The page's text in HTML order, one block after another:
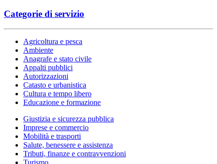
Categorie di servizio
Agricoltura e pesca
Ambiente
Anagrafe e stato civile
Appalti pubblici
Autorizzazioni
Catasto e urbanistica
Cultura e tempo libero
Educazione e formazione
Giustizia e sicurezza pubblica
Imprese e commercio
Mobilità e trasporti
Salute, benessere e assistenza
Tributi, finanze e contravvenzioni
Turismo